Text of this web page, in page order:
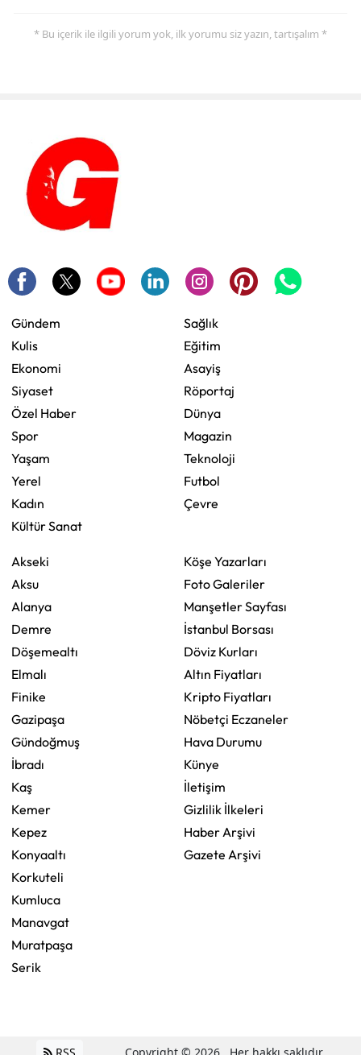
* Bu içerik ile ilgili yorum yok, ilk yorumu siz yazın, tartışalım *
Gündem
Kulis
Ekonomi
Siyaset
Özel Haber
Spor
Yaşam
Yerel
Kadın
Kültür Sanat
Sağlık
Eğitim
Asayiş
Röportaj
Dünya
Magazin
Teknoloji
Futbol
Çevre
Akseki
Aksu
Alanya
Demre
Döşemealtı
Elmalı
Finike
Gazipaşa
Gündoğmuş
İbradı
Kaş
Kemer
Kepez
Konyaaltı
Korkuteli
Kumluca
Manavgat
Muratpaşa
Serik
Köşe Yazarları
Foto Galeriler
Manşetler Sayfası
İstanbul Borsası
Döviz Kurları
Altın Fiyatları
Kripto Fiyatları
Nöbetçi Eczaneler
Hava Durumu
Künye
İletişim
Gizlilik İlkeleri
Haber Arşivi
Gazete Arşivi